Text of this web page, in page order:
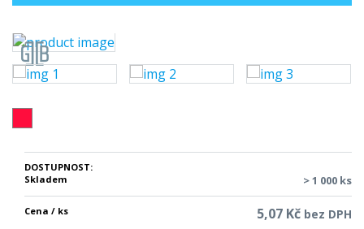
DOSTUPNOST:
Skladem
> 1 000 ks
Cena / ks 5,07 Kč bez DPH